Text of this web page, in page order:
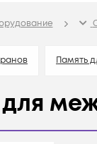
Память